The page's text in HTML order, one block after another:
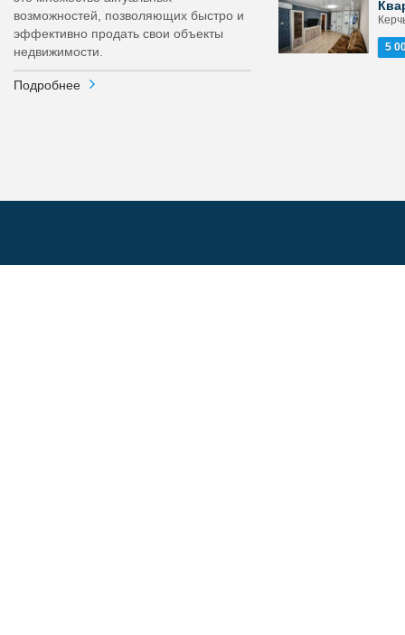
возможностей, позволяющих быстро и
эффективно продать свои объекты
недвижимости.
Подробнее
5